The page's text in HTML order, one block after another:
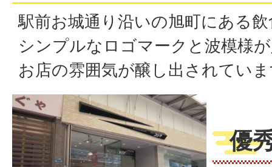
駅前お城通り沿いの旭町にある
シンプルなロゴマークと波模様
お店の雰囲気が醸し出されてい
優